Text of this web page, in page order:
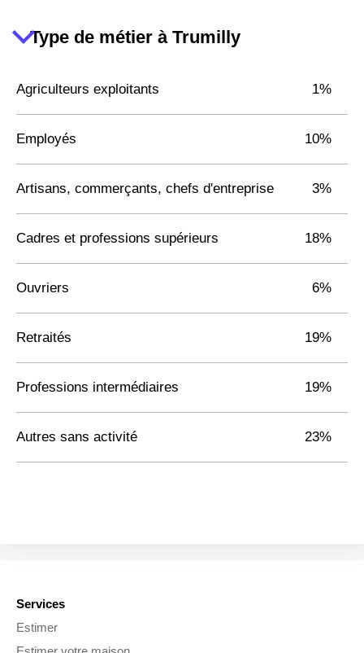
Type de métier à Trumilly
Agriculteurs exploitants 1%
Employés 10%
Artisans, commerçants, chefs d'entreprise 3%
Cadres et professions supérieurs 18%
Ouvriers 6%
Retraités 19%
Professions intermédiaires 19%
Autres sans activité 23%
Services
Estimer